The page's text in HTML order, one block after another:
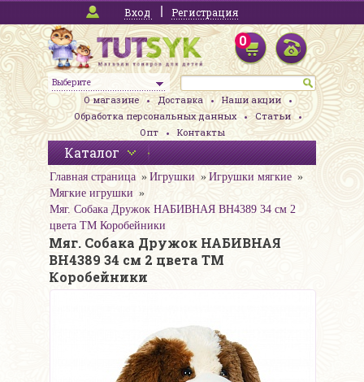
Вход Регистрация
Выберите
0
О магазине Доставка
Наши акции
Обработка персональных данных
Статьи
Опт
Контакты
Каталог
Главная страница Игрушки
Игрушки мягкие
Мягкие игрушки
Мяг. Собака Дружок НАБИВНАЯ BH4389 34 см 2
цвета ТМ Коробейники
Мяг. Собака Дружок НАБИВНАЯ
BH4389 34 см 2 цвета ТМ
Коробейники